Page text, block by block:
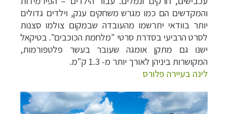
והמקדשים הם כמו מגרש משחקים ענק, וילדים גדולים
יותר בוודאי יתרשמו מהעובדה שבמקום צולמו סצנות
לסרט הרביעי בסדרת סרטי "מלחמת הכוכבים". בטיקאל
ישנו גם מתקן אומגה שעובר בעשר פלטפורמות,
המקושרות ביניהן לאורך יותר מ- 1.3 ק"מ.
לינה בעיירה פלורס